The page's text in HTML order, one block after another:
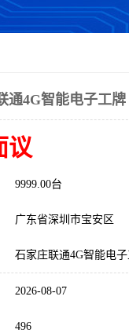
通4G智能电子工
议
9999.00台
广东省深圳市宝安区
石家庄联通4G智能电
2026-08-07
496